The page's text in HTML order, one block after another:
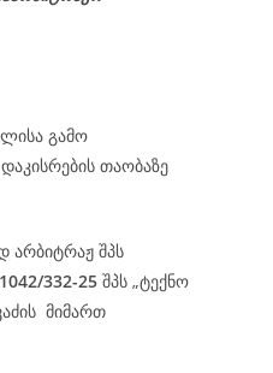
გამო
თაობაზე
არბიტრაჟ შპს
332-25 შპს „ტექნო
მიმართ